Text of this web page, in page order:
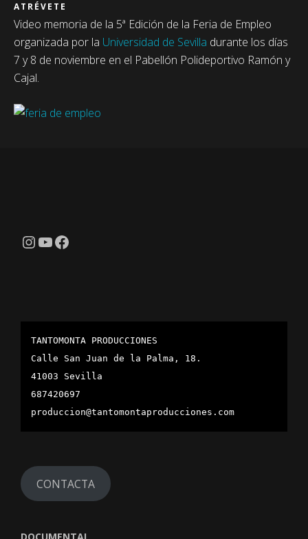
ATRÉVETE
Video memoria de la 5ª Edición de la Feria de Empleo
organizada por la Universidad de Sevilla durante los días
7 y 8 de noviembre en el Pabellón Polideportivo Ramón y
Cajal.
Instagram
YouTube
Facebook
TANTOMONTA PRODUCCIONES
Calle San Juan de la Palma, 18.
41003 Sevilla
687420697
produccion@tantomontaproducciones.com
CONTACTA